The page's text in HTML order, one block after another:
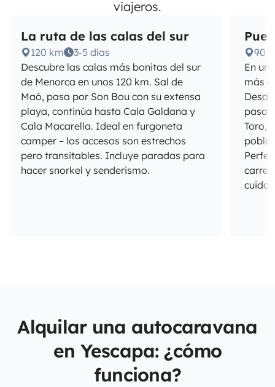
viajeros.
La ruta de las calas del sur
120 km
3-5 días
Descubre las calas más bonitas del sur
de Menorca en unos 120 km. Sal de
Maó, pasa por Son Bou con su extensa
playa, continúa hasta Cala Galdana y
Cala Macarella. Ideal en furgoneta
camper – los accesos son estrechos
pero transitables. Incluye paradas para
hacer snorkel y senderismo.
90
En
más
pasa
Toro,
Alquilar una autocaravana
en Yescapa: ¿cómo
funciona?